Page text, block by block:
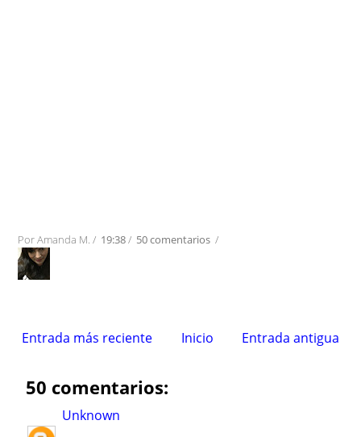
PorAmanda M. / 19:38/ 50 comentarios /
Entrada más reciente Entrada antigua
Inicio
50 comentarios:
Unknown